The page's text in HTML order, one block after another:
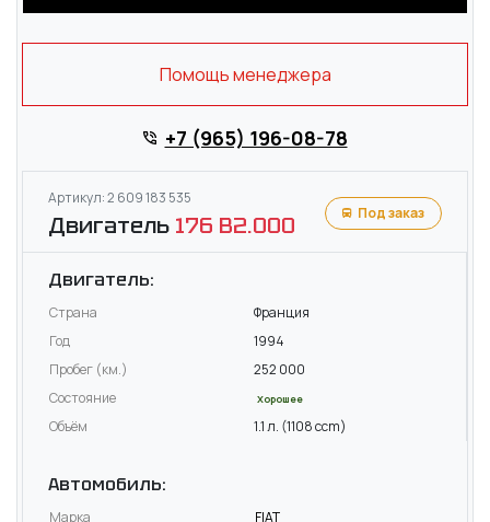
Помощь менеджера
+7 (965) 196-08-78
Артикул: 2 609 183 535
Двигатель 176 B2.000 Под заказ
Двигатель:
Страна
Франция
Год
1994
Пробег (км.)
252 000
Состояние
Хорошее
Объём 1.1 л. (1108 ccm)
Автомобиль:
Марка
FIAT